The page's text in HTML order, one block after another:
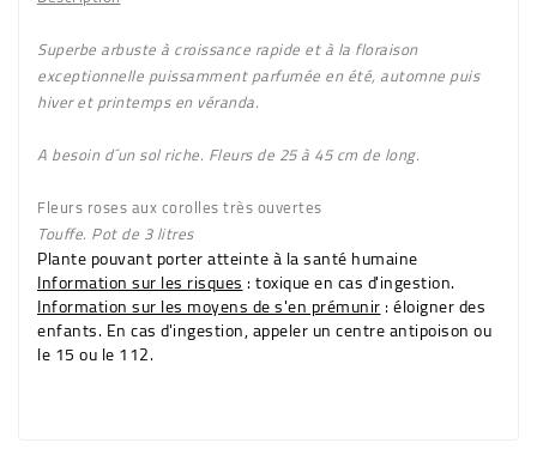
Superbe arbuste à croissance rapide et à la floraison
exceptionnelle puissamment parfumée en été, automne puis
hiver et printemps en véranda.
A besoin d´un sol riche. Fleurs de 25 à 45 cm de long.
Fleurs rosesaux corolles très ouvertes
Touffe. Pot de 3 litres
Plante pouvant porter atteinte à la santé humaine
Information sur les risques: toxique en cas d'ingestion.
Information sur les moyens de s'en prémunir: éloigner des
enfants. En cas d'ingestion, appeler un centre antipoison ou
le 15 ou le 112.